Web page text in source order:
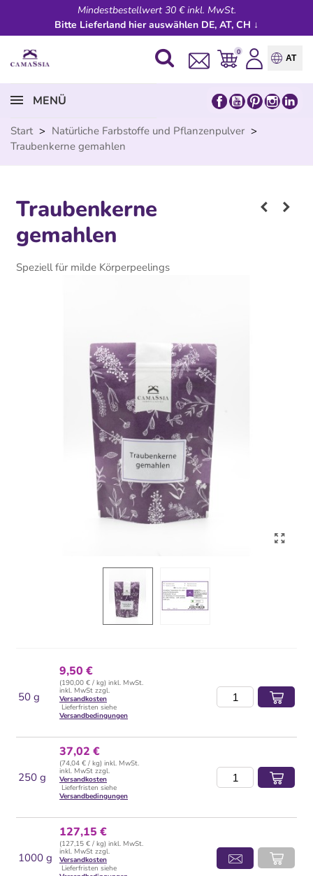
Mindestbestellwert 30 € inkl. MwSt.
Bitte Lieferland hier auswählen DE, AT, CH ↓
0
AT
MENÜ
Start > Natürliche Farbstoffe und Pflanzenpulver >
Traubenkerne gemahlen
Traubenkerne
gemahlen
Speziell für milde Körperpeelings
50 g
9,50 €
(190,00 € / kg) inkl. MwSt.
inkl. MwSt zzgl.
Versandkosten
Lieferfristen siehe
Versandbedingungen
250 g
37,02 €
(74,04 € / kg) inkl. MwSt.
inkl. MwSt zzgl.
Versandkosten
Lieferfristen siehe
Versandbedingungen
1000 g
127,15 €
(127,15 € / kg) inkl. MwSt.
inkl. MwSt zzgl.
Versandkosten
Lieferfristen siehe